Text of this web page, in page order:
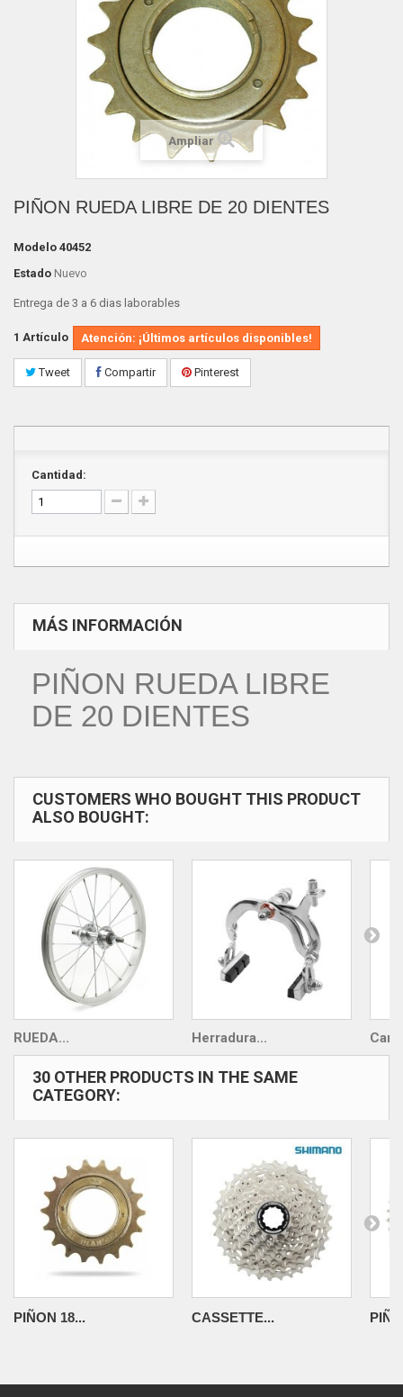
Ampliar
PIÑON RUEDA LIBRE DE 20 DIENTES
Modelo 40452
Estado Nuevo
Entrega de 3 a 6 dias laborables
1 Artículo Atención: ¡Últimos artículos disponibles!
Tweet Compartir Pinterest
Cantidad:
MÁS INFORMACIÓN
PIÑON RUEDA LIBRE
DE 20 DIENTES
CUSTOMERS WHO BOUGHT THIS PRODUCT
ALSO BOUGHT:
RUEDA... Herradura...
30 OTHER PRODUCTS IN THE SAME
CATEGORY:
PIÑON 18... CASSETTE...